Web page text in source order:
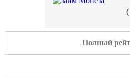
Полный